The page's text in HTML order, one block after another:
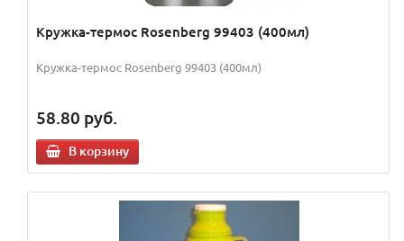
Кружка-термос Rosenberg 99403 (400мл)
Кружка-термос Rosenberg 99403 (400мл)
58.80 руб.
В корзину